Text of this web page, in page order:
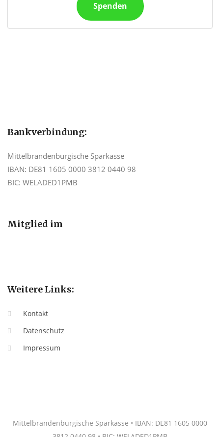
Spenden
Bankverbindung:
Mittelbrandenburgische Sparkasse
IBAN: DE81 1605 0000 3812 0440 98
BIC: WELADED1PMB
Mitglied im
Weitere Links:
Kontakt
Datenschutz
Impressum
Mittelbrandenburgische Sparkasse • IBAN: DE81 1605 0000